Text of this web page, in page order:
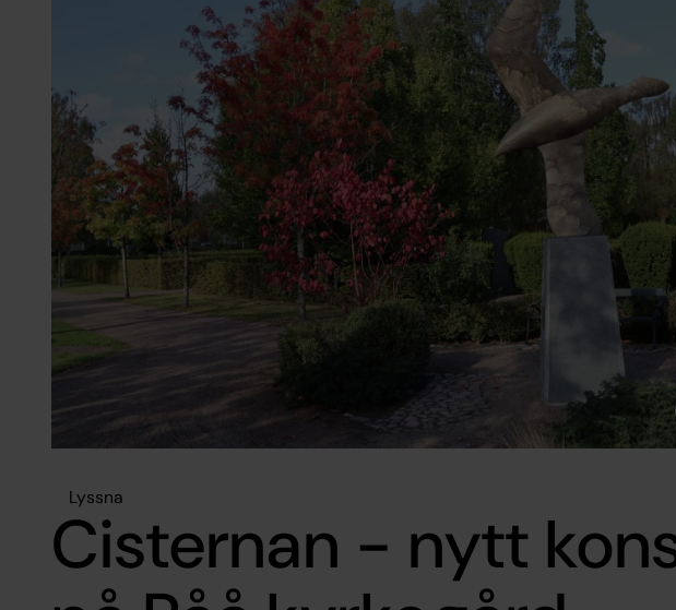
Lyssna
Cisternan - nytt